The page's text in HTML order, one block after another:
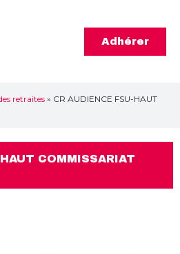
Adhérer
retraites » CR AUDIENCE FSU-HAUT
COMMISSARIAT